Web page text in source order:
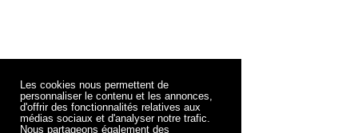
Les cookies nous permettent de
personnaliser le contenu et les annonces,
d'offrir des fonctionnalités relatives aux
médias sociaux et d'analyser notre trafic.
Nous partageons également des